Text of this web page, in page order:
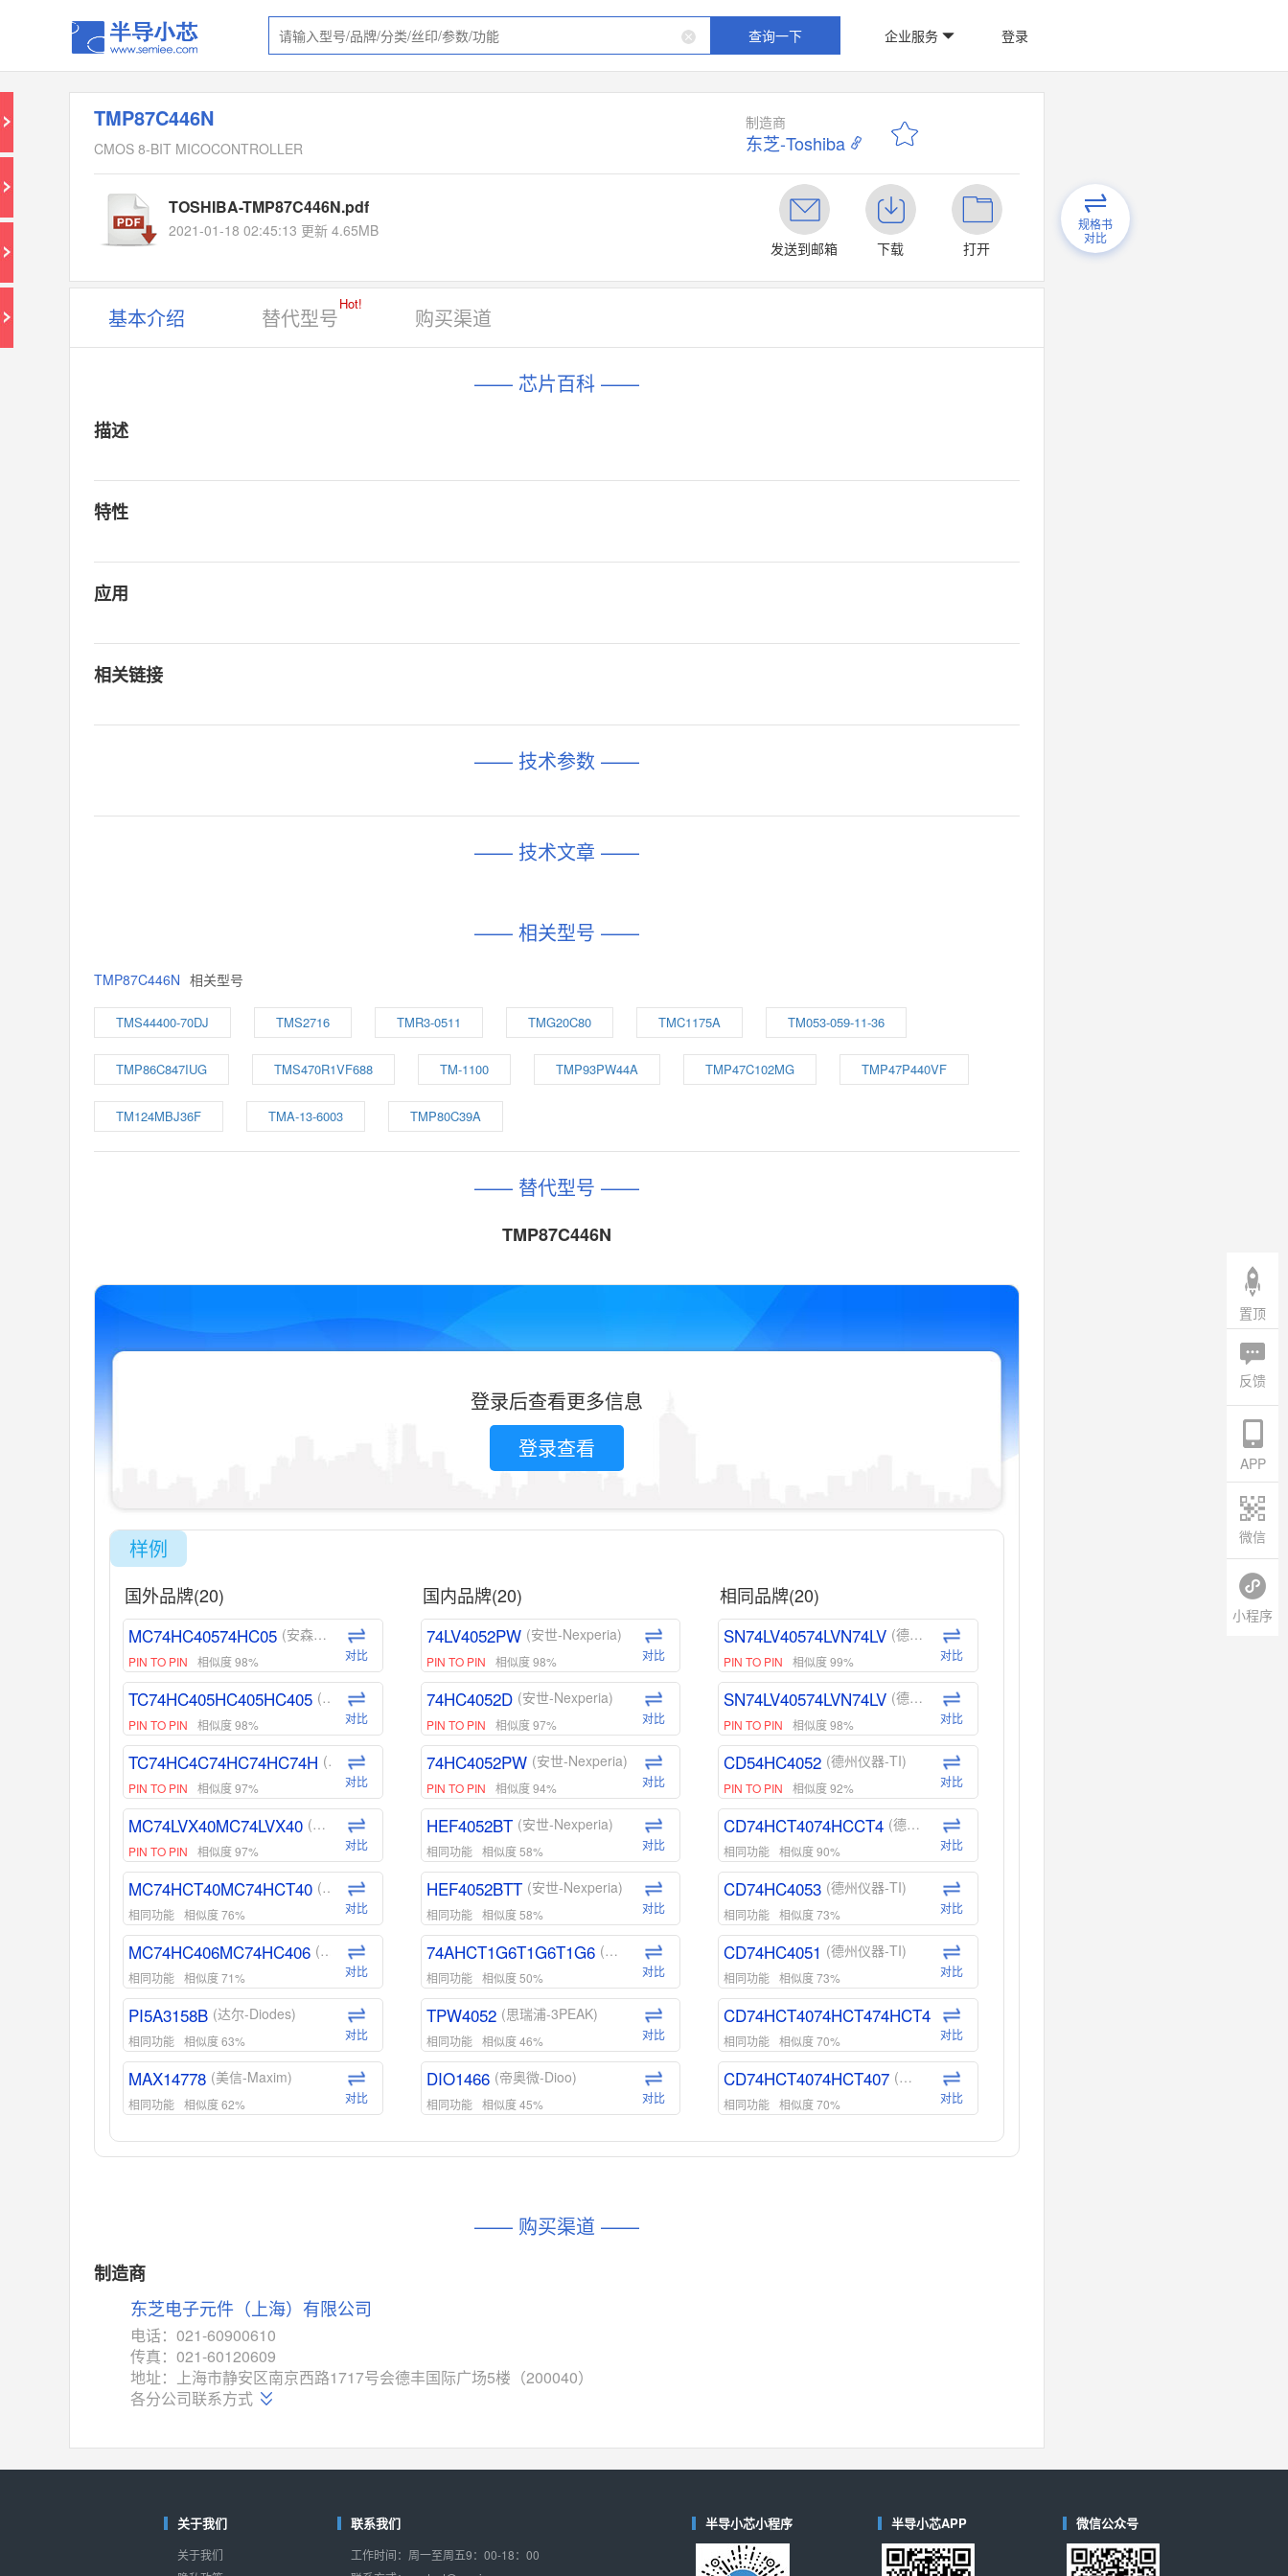
查询一下 企业服务 登录
TMP87C446N
CMOS 8-BIT MICOCONTROLLER
制造商
东芝-Toshiba
TOSHIBA-TMP87C446N.pdf
2021-01-18 02:45:13 更新 4.65MB
发送到邮箱
下载 打开
规格书
对比
基本介绍 替代型号
Hot!
购买渠道
—— 芯片百科 ——
描述
特性
应用
相关链接
—— 技术参数 ——
—— 技术文章 ——
—— 相关型号 ——
TMP87C446N 相关型号
TMS44400-70DJ TMS2716 TMR3-0511 TMG20C80 TMC1175A TM053-059-11-36
TMP86C847IUG TMS470R1VF688 TM-1100 TMP93PW44A TMP47C102MG TMP47P440VF
TM124MBJ36F TMA-13-6003 TMP80C39A
—— 替代型号 ——
TMP87C446N
登录后查看更多信息
登录查看
样例
国外品牌(20)
MC74HC40574HC05 (安森美-ON)
PIN TO PIN 相似度 98% 对比
TC74HC405HC405HC405 (东芝-Toshiba)
PIN TO PIN 相似度 98% 对比
TC74HC4C74HC74HC74H (东芝-Toshiba)
PIN TO PIN 相似度 97% 对比
MC74LVX40MC74LVX40 (安森美-ON)
PIN TO PIN 相似度 97% 对比
MC74HCT40MC74HCT40 (安森美-ON)
相同功能 相似度 76% 对比
MC74HC406MC74HC406 (安森美-ON)
相同功能 相似度 71% 对比
PI5A3158B (达尔-Diodes)
相同功能 相似度 63% 对比
MAX14778 (美信-Maxim)
相同功能 相似度 62% 对比
ADG1439 (亚德诺-ADI)
对比
MAX14760
M74HC4852 (意法-ST)
相同功能 相似度 52%
TC4052BF (东芝-Toshiba)
ISL54233 (瑞萨-Renesas)
相似度 49%
国内品牌(20)
74LV4052PW (安世-Nexperia)
PIN TO PIN 相似度 98% 对比
74HC4052D (安世-Nexperia)
PIN TO PIN 相似度 97% 对比
74HC4052PW (安世-Nexperia)
PIN TO PIN 相似度 94% 对比
HEF4052BT (安世-Nexperia)
相同功能 相似度 58% 对比
HEF4052BTT (安世-Nexperia)
相同功能 相似度 58% 对比
74AHCT1G6T1G6T1G6 (安世-Nexperia)
相同功能 相似度 50% 对比
TPW4052 (思瑞浦-3PEAK)
相同功能 相似度 46% 对比
DIO1466 (帝奥微-Dioo)
相同功能 相似度 45% 对比
DIO1159 (帝奥微-Dioo)
对比
相似度 44%
相同功能
相同品牌(20)
SN74LV40574LVN74LV (德州仪器-TI)
PIN TO PIN 相似度 99% 对比
SN74LV40574LVN74LV (德州仪器-TI)
PIN TO PIN 相似度 98% 对比
CD54HC4052 (德州仪器-TI)
PIN TO PIN 相似度 92% 对比
CD74HCT4074HCCT4 (德州仪器-TI)
相同功能 相似度 90% 对比
CD74HC4053 (德州仪器-TI)
相同功能 相似度 73% 对比
CD74HC4051 (德州仪器-TI)
相同功能 相似度 73% 对比
CD74HCT4074HCT474HCT4 (德州仪器-TI)
相同功能 相似度 70% 对比
CD74HCT4074HCT407 (德州仪器-TI)
相同功能 相似度 70% 对比
CD74HCT4D74HDCT40 (德州仪器-TI)
对比
—— 购买渠道 ——
制造商
东芝电子元件（上海）有限公司
电话：021-60900610
传真：021-60120609
地址：上海市静安区南京西路1717号会德丰国际广场5楼（200040）
各分公司联系方式
关于我们
关于我们
联系我们
工作时间：周一至周五9：00-18：00
半导小芯小程序 半导小芯APP 微信公众号
置顶
反馈
APP
微信
小程序